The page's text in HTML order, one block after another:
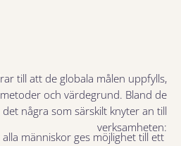
till att de globala målen uppfylls,
och värdegrund. Bland de
några som särskilt knyter an till
verksamheten:
människor ges möjlighet till ett